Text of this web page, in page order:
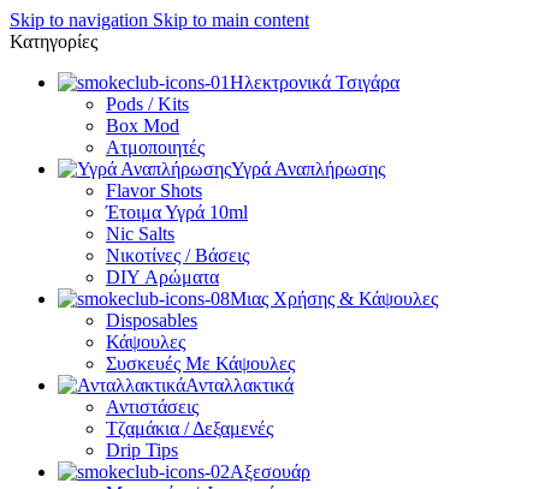
Skip to navigation Skip to main content
Κατηγορίες
Ηλεκτρονικά Τσιγάρα
Pods / Kits
Box Mod
Ατμοποιητές
Υγρά Αναπλήρωσης
Flavor Shots
Έτοιμα Υγρά 10ml
Nic Salts
Νικοτίνες / Βάσεις
DIY Αρώματα
Μιας Χρήσης & Κάψουλες
Disposables
Κάψουλες
Συσκευές Με Κάψουλες
Ανταλλακτικά
Αντιστάσεις
Τζαμάκια / Δεξαμενές
Drip Tips
Αξεσουάρ